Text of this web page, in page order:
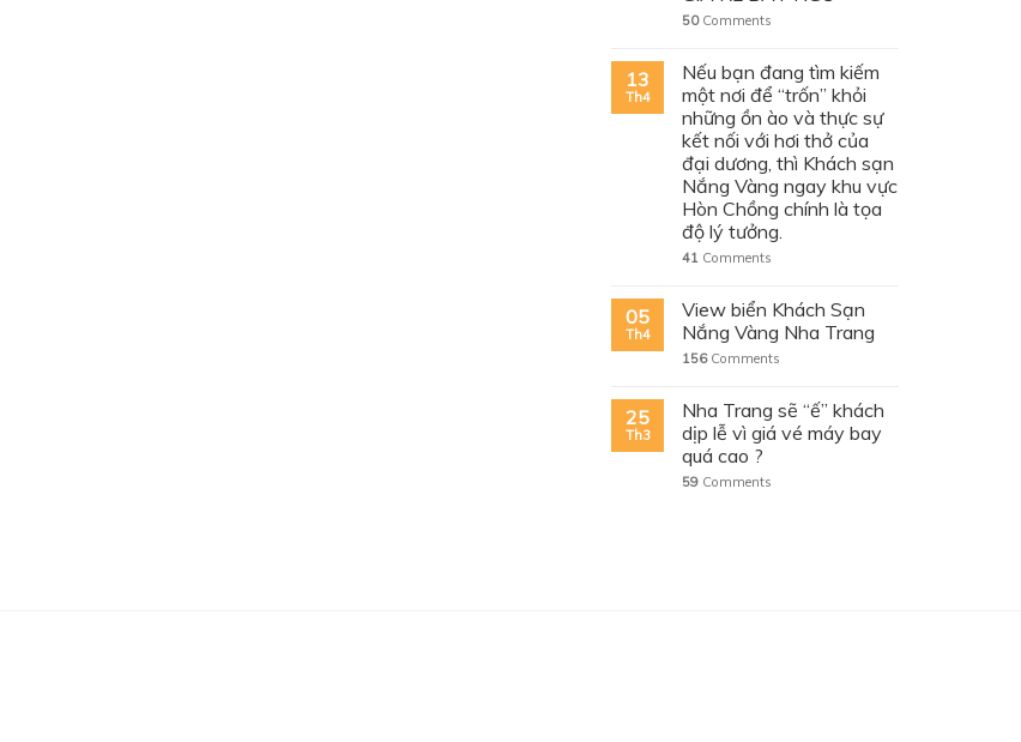
50Comments
13
Th4
Nếu bạn đang tìm kiếm
một nơi để “trốn” khỏi
những ồn ào và thực sự
kết nối với hơi thở của
đại dương, thì Khách sạn
Nắng Vàng ngay khu vực
Hòn Chồng chính là tọa
độ lý tưởng.
41 Comments
05
Th4
View biển Khách Sạn
Nắng Vàng Nha Trang
156Comments
25
Th3
Nha Trang sẽ “ế” khách
dịp lễ vì giá vé máy bay
quá cao ?
59 Comments